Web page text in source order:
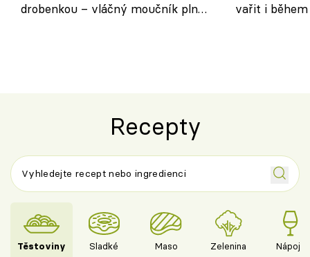
drobenkou – vláčný moučník plný
vařit i
Recepty
Těstoviny Sladké Maso Zelenina Nápoje